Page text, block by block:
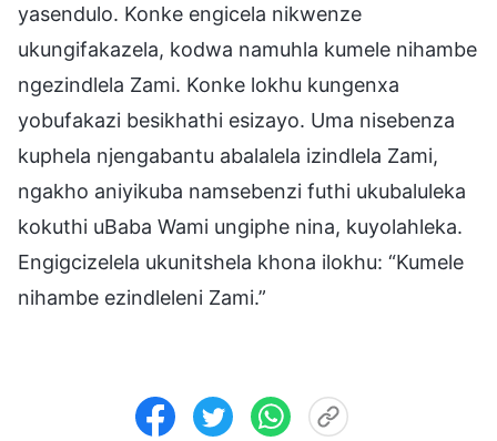
yasendulo. Konke engicela nikwenze
ukungifakazela, kodwa namuhla kumele nihambe
ngezindlela Zami. Konke lokhu kungenxa
yobufakazi besikhathi esizayo. Uma nisebenza
kuphela njengabantu abalalela izindlela Zami,
ngakho aniyikuba namsebenzi futhi ukubaluleka
kokuthi uBaba Wami ungiphe nina, kuyolahleka.
Engigcizelela ukunitshela khona ilokhu: “Kumele
nihambe ezindleleni Zami.”